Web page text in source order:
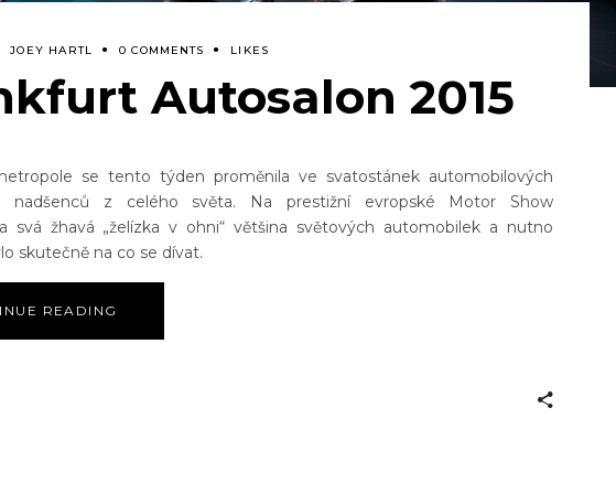
JOEY HARTL 0 COMMENTS LIKES
Autosalon 2015
se tento týden proměnila ve svatostánek automobilových
nadšenců z celého světa. Na prestižní evropské Motor Show
svá žhavá „želízka v ohni“ většina světových automobilek a nutno
skutečně na co se dívat.
READING